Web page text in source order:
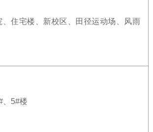
、住宅楼、新校区、田径运动场、风雨
、5#楼